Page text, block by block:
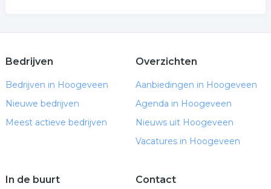
Bedrijven
Bedrijven in Hoogeveen
Nieuwe bedrijven
Meest actieve bedrijven
Overzichten
Aanbiedingen in Hoogeveen
Agenda in Hoogeveen
Nieuws uit Hoogeveen
Vacatures in Hoogeveen
In de buurt Contact